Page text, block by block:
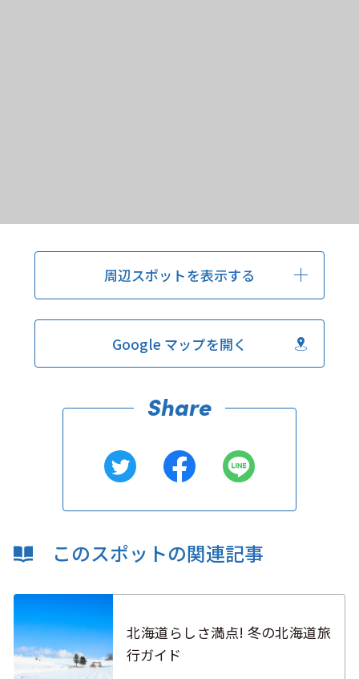
周辺スポットを表示する
Google マップを開く
このスポットの関連記事
北海道らしさ満点! 冬の北海道旅
行ガイド